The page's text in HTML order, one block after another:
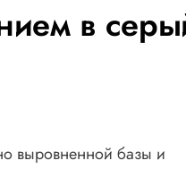
в
выровненной базы и